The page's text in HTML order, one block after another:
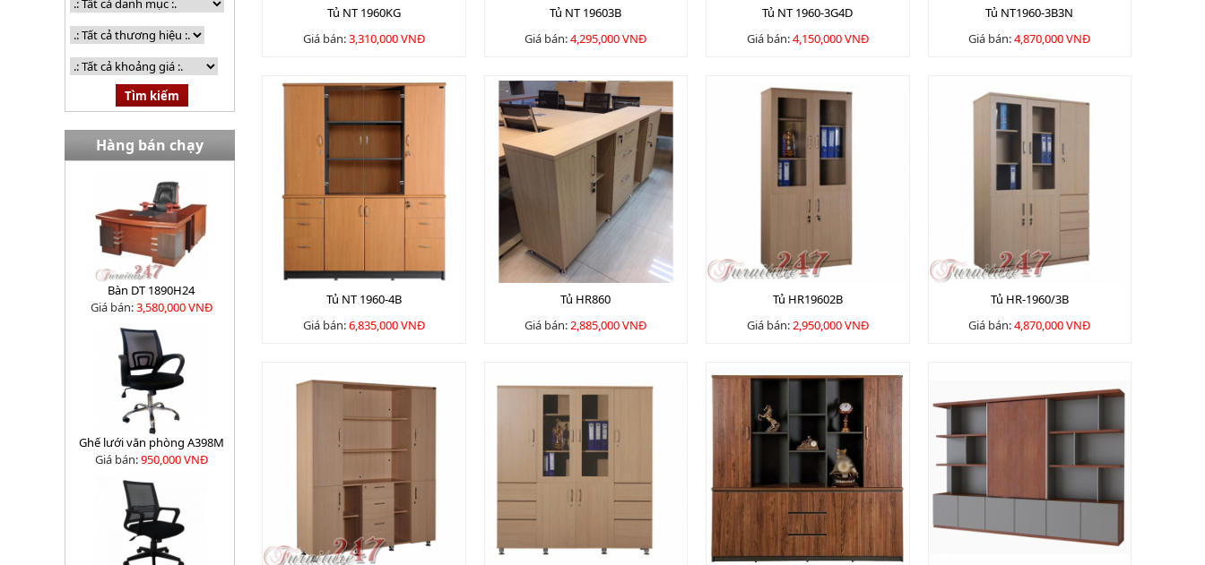
Hàng bán chạy
Bàn DT 1890H24
Giá bán:3,580,000 VNĐ
Ghế lưới văn phòng A398M
Giá bán:950,000 VNĐ
Tủ NT 1960KG
Giá bán:3,310,000 VNĐ
Tủ NT 19603B
Giá bán:4,295,000 VNĐ
Tủ NT 1960-3G4D
Giá bán:4,150,000 VNĐ
Tủ NT1960-3B3N
Giá bán:4,870,000 VNĐ
Tủ NT 1960-4B
Giá bán:6,835,000 VNĐ
Tủ HR860
Giá bán:2,885,000 VNĐ
Tủ HR19602B
Giá bán:2,950,000 VNĐ
Tủ HR-1960/3B
Giá bán:4,870,000 VNĐ